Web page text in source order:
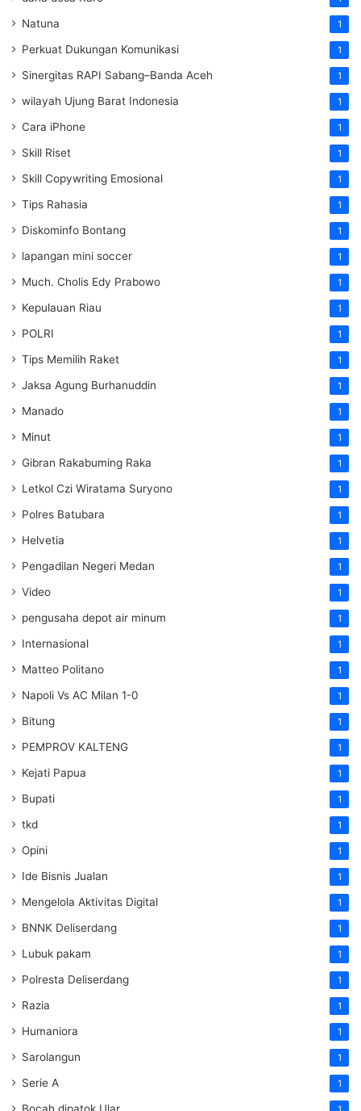
Natuna 1
Perkuat Dukungan Komunikasi 1
Sinergitas RAPI Sabang–Banda Aceh 1
wilayah Ujung Barat Indonesia 1
Cara iPhone 1
Skill Riset 1
Skill Copywriting Emosional 1
Tips Rahasia 1
Diskominfo Bontang 1
lapangan mini soccer 1
Much. Cholis Edy Prabowo 1
Kepulauan Riau 1
POLRI 1
Tips Memilih Raket 1
Jaksa Agung Burhanuddin 1
Manado 1
Minut 1
Gibran Rakabuming Raka 1
Letkol Czi Wiratama Suryono 1
Polres Batubara 1
Helvetia 1
Pengadilan Negeri Medan 1
Video 1
pengusaha depot air minum 1
Internasional 1
Matteo Politano 1
Napoli Vs AC Milan 1-0 1
Bitung 1
PEMPROV KALTENG 1
Kejati Papua 1
Bupati 1
tkd 1
Opini 1
Ide Bisnis Jualan 1
Mengelola Aktivitas Digital 1
BNNK Deliserdang 1
Lubuk pakam 1
Polresta Deliserdang 1
Razia 1
Humaniora 1
Sarolangun 1
Serie A 1
Bocah dipatok Ular